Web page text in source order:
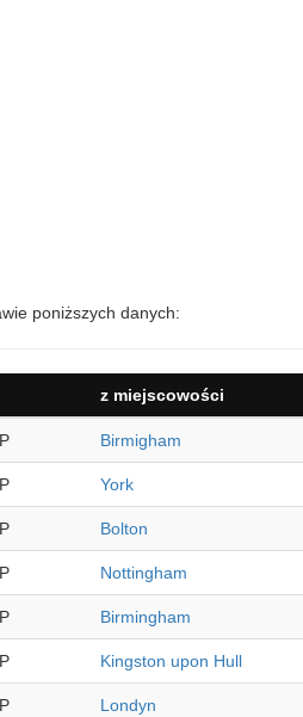
poniższych danych:
z miejscowości
Birmigham
York
Bolton
Nottingham
Birmingham
Kingston upon Hull
Londyn